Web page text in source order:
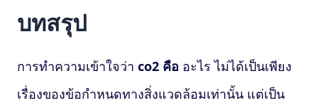
บทสรุป
การทำความเข้าใจว่า co2 คือ อะไร ไม่ได้เป็นเพียง
เรื่องของข้อกำหนดทางสิ่งแวดล้อมเท่านั้น แต่เป็น